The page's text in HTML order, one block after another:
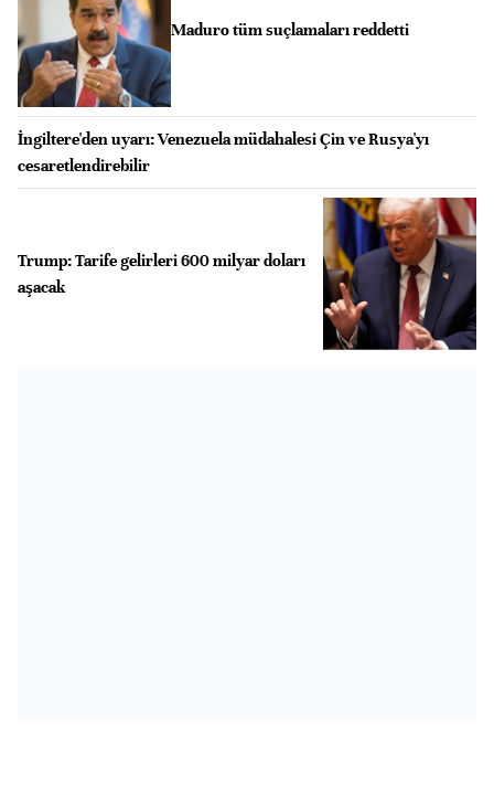
Maduro tüm suçlamaları reddetti
İngiltere'den uyarı: Venezuela müdahalesi Çin ve Rusya'yı
cesaretlendirebilir
Trump: Tarife gelirleri 600 milyar doları
aşacak